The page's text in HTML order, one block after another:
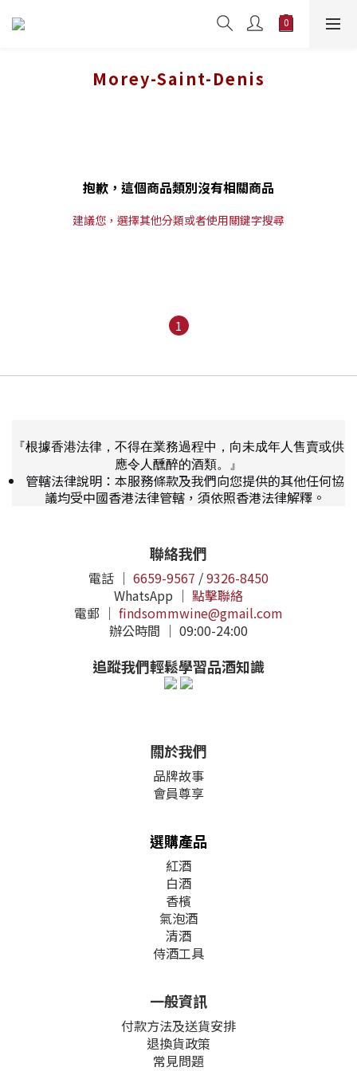
Morey-Saint-Denis
抱歉，這個商品類別沒有相關商品
建議您，選擇其他分類或者使用關鍵字搜尋
1
『根據香港法律，不得在業務過程中，向未成年人售賣或供
應令人醺醉的酒類。』
管轄法律說明：本服務條款及我們向您提供的其他任何協
議均受中國香港法律管轄，須依照香港法律解釋。
聯絡我們
電話 ｜ 6659-9567 /9326-8450
WhatsApp ｜ 點擊聯絡
電郵 ｜ findsommwine@gmail.com
辦公時間 ｜ 09:00-24:00
追蹤我們輕鬆學習品酒知識
關於我們
品牌故事
會員尊享
選購產品
紅酒
白酒
香檳
氣泡酒
清酒
侍酒工具
一般資訊
付款方法及送貨安排
退換貨政策
常見問題